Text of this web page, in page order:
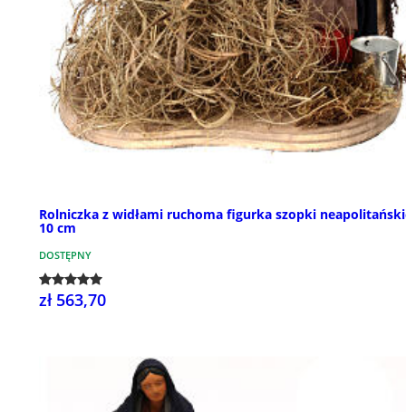
Rolniczka z widłami ruchoma figurka szopki
10 cm
DOSTĘPNY
zł 563,70